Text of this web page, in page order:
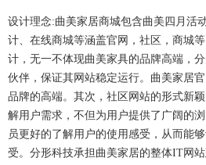
设计理念:曲美家居商城包含曲美四月活
计、在线商城等涵盖官网，社区，商城
计，无一不体现曲美家具的品牌高端，
伙伴，保证其网站稳定运行。曲美家居
品牌的高端。其次，社区网站的形式新
解用户需求，不但为用户提供了广阔的
员更好的了解用户的使用感受，从而能
受。分形科技承担曲美家居的整体IT网